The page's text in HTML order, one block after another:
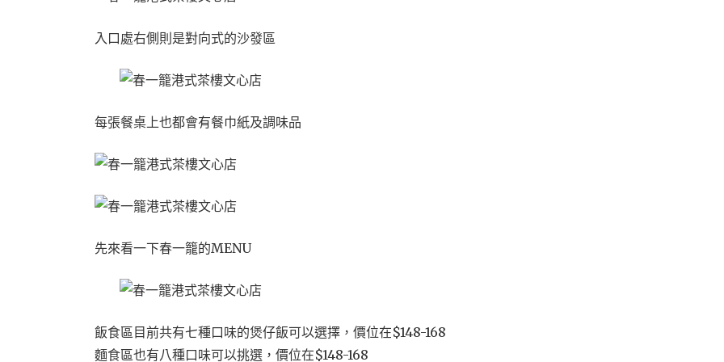
入口處右側則是對向式的沙發區
每張餐桌上也都會有餐巾紙及調味品
先來看一下春一籠的MENU
飯食區目前共有七種口味的煲仔飯可以選擇，價位在$148-168
麵食區也有八種口味可以挑選，價位在$148-168